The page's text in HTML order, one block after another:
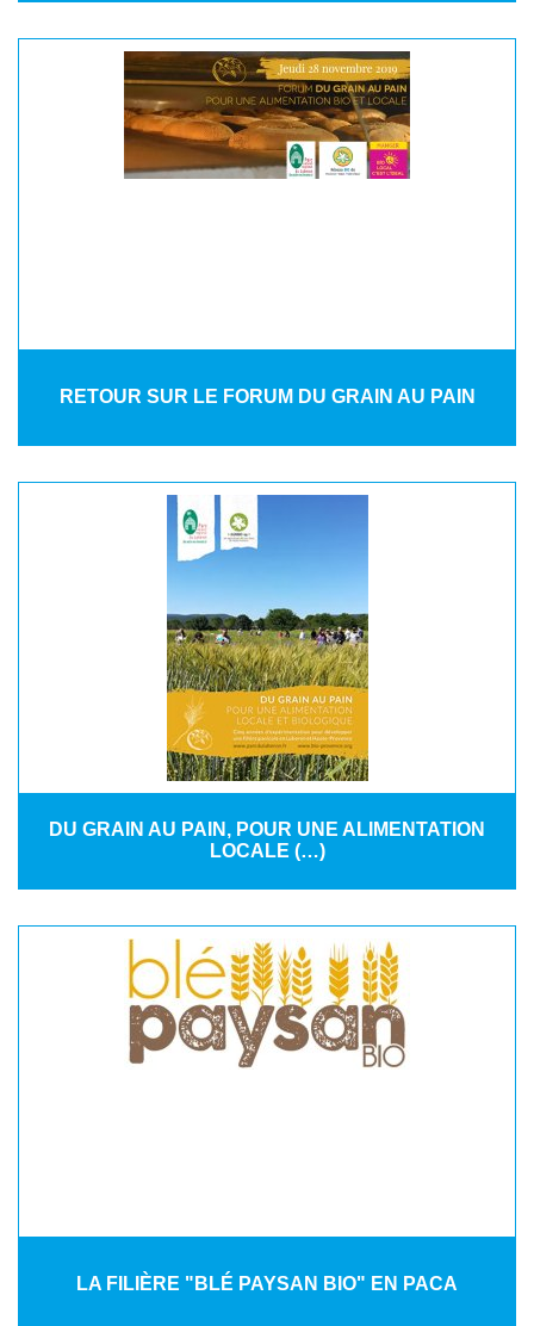
RETOUR SUR LE FORUM DU GRAIN AU PAIN
DU GRAIN AU PAIN, POUR UNE ALIMENTATION
LOCALE (…)
LA FILIÈRE "BLÉ PAYSAN BIO" EN PACA